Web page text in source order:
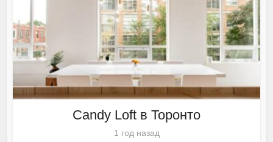
Candy Loft в Торонто
1 год назад